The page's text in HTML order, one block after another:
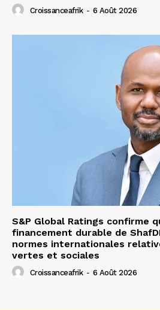
Croissanceafrik - 6 Août 2026
S&P Global Ratings confirme
financement durable de
normes internationales
vertes et sociales
Croissanceafrik - 6 Août 2026